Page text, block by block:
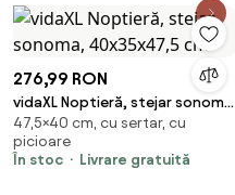
276,99 RON
vidaXL Noptieră, stejar sonoma,
40x35x47,5 cm
47,5×40 cm, cu sertar, cu
picioare
În stoc
Livrare gratuită